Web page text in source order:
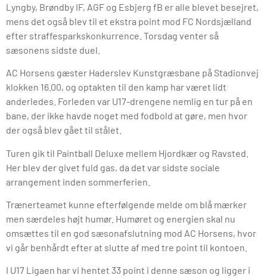
Lyngby, Brøndby IF, AGF og Esbjerg fB er alle blevet besejret,
mens det også blev til et ekstra point mod FC Nordsjælland
efter straffesparkskonkurrence. Torsdag venter så
sæsonens sidste duel.
AC Horsens gæster Haderslev Kunstgræsbane på Stadionvej
klokken 16.00, og optakten til den kamp har været lidt
anderledes. Forleden var U17-drengene nemlig en tur på en
bane, der ikke havde noget med fodbold at gøre, men hvor
der også blev gået til stålet.
Turen gik til Paintball Deluxe mellem Hjordkær og Ravsted.
Her blev der givet fuld gas, da det var sidste sociale
arrangement inden sommerferien.
Trænerteamet kunne efterfølgende melde om blå mærker
men særdeles højt humør. Humøret og energien skal nu
omsættes til en god sæsonafslutning mod AC Horsens, hvor
vi går benhårdt efter at slutte af med tre point til kontoen.
I U17 Ligaen har vi hentet 33 point i denne sæson og ligger i